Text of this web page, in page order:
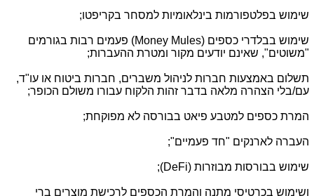
שימוש בפלטפורמות בינלאומיות למסחר בקריפטו;
שימוש בבלדרי כספים (Money Mules) פעמים רבות בגורמים
"משוטים", שאינם יודעים מקור ומטרת ההעברות;
תשלום באמצעות חברות לניהול משברים, חברות ביטוח או עו"ד,
עם/בלי הצהרה מלאה בדבר זהות הלקוח עבורו משולם הכופר;
המרת כספים למטבע פיאט בבורסה לא מפוקחת;
העברה לארנקים "חד פעמיים";
שימוש בבורסות מבוזרות ;(DeFi)
ושימוש בכרטיסי מתנה והמרת הכספים לרכישת מוצרים ברי